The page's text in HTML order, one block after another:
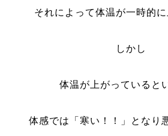
それによって体温が一時的に
しかし
体温が上がっていると
体感では「寒い！！」となり